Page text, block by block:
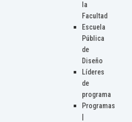
la
Facultad
Escuela
Pública
de
Diseño
Líderes
de
programa
Programas